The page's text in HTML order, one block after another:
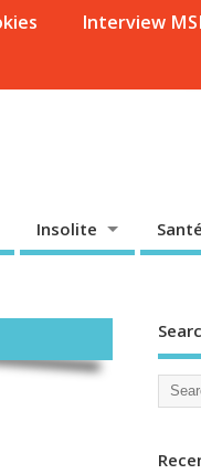
Interview
Insolite Santé